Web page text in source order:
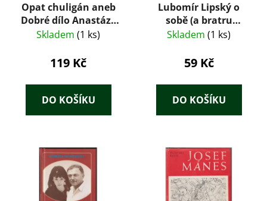
Opat chuligán aneb
Dobré dílo Anastáze
Opaska
Skladem (1 ks)
119 Kč
DO KOŠÍKU
Lubomír Lipský o
sobě (a bratru
Oldřichovi)
Skladem (1 ks)
59 Kč
DO KOŠÍKU